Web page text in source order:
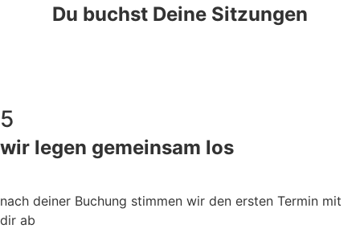
Du buchst Deine Sitzungen
5
wir legen gemeinsam los
nach deiner Buchung stimmen wir den ersten Termin mit
dir ab